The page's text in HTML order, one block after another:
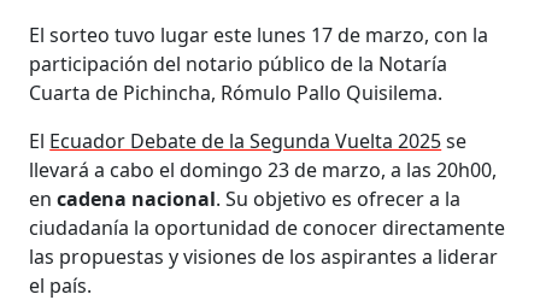
El sorteo tuvo lugar este lunes 17 de marzo, con la
participación del notario público de la Notaría
Cuarta de Pichincha, Rómulo Pallo Quisilema.
El Ecuador Debate de la Segunda Vuelta 2025se
llevará a cabo el domingo 23 de marzo, a las 20h00,
encadena nacional. Su objetivo es ofrecer a la
ciudadanía la oportunidad de conocer directamente
las propuestas y visiones de los aspirantes a liderar
el país.